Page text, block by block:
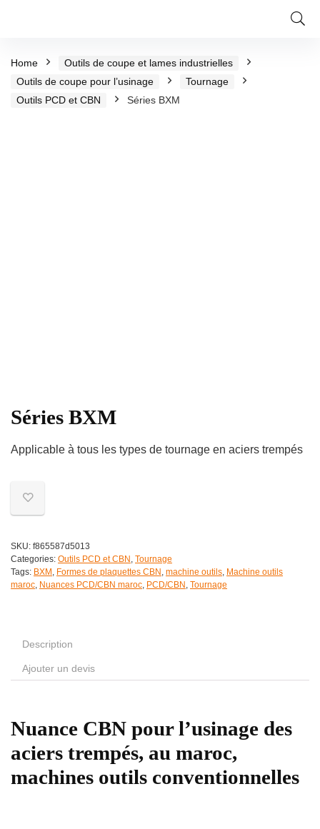
Home
Outils de coupe et lames industrielles
Outils de coupe pour l’usinage
Tournage
Outils PCD et CBN
Séries BXM
Séries BXM
Applicable à tous les types de tournage en aciers trempés
SKU: f865587d5013
Categories: Outils PCD et CBN , Tournage
Tags: BXM , Formes de plaquettes CBN , machine outils, Machine outils
maroc, Nuances PCD/CBN maroc, PCD/CBN , Tournage
Description
Ajouter un devis
Nuance CBN pour l’usinage des
aciers trempés, au maroc,
machines outils conventionnelles